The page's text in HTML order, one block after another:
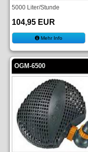
5000 Liter/Stunde
104,95 EUR
Mehr Info
OGM-6500